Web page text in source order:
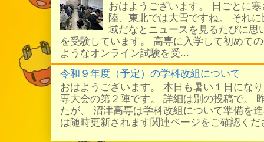
おはようございます。 日ごとに
陸、東北では大雪ですね。 それ
域だなとニュースを見るたびに思
を受験しています。 高専に入学して初めて
ようなオンライン試験を受...
令和９年度（予定）の学科改組について
おはようございます。 本日も暑い１日にな
専大会の第２陣です。 詳細は別の投稿で。
たが、 沼津高専は学科改組について準備を
は随時更新されます関連ページをご確認く